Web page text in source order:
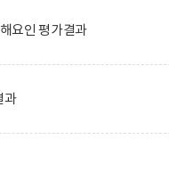
요인 평가결과
과